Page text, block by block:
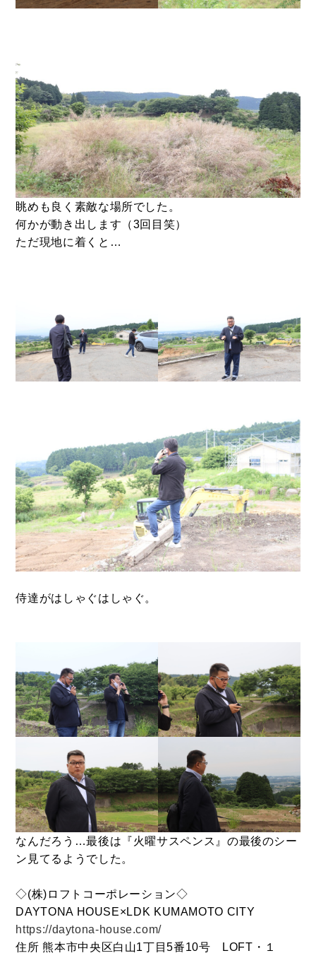
お問い合わせ
コンタクトフォームからお問い合わせ
LINEでお問い合わせ
096-211-6210 受付時間 / 10:00~18:00
眺めも良く素敵な場所でした。
何かが動き出します（3回目笑）
ただ現地に着くと…
侍達がはしゃぐはしゃぐ。
なんだろう…最後は『火曜サスペンス』の最後のシー
ン見てるようでした。
◇(株)ロフトコーポレーション◇
DAYTONA HOUSE×LDK KUMAMOTO CITY
https://daytona-house.com/
住所 熊本市中央区白山1丁目5番10号 LOFT・１